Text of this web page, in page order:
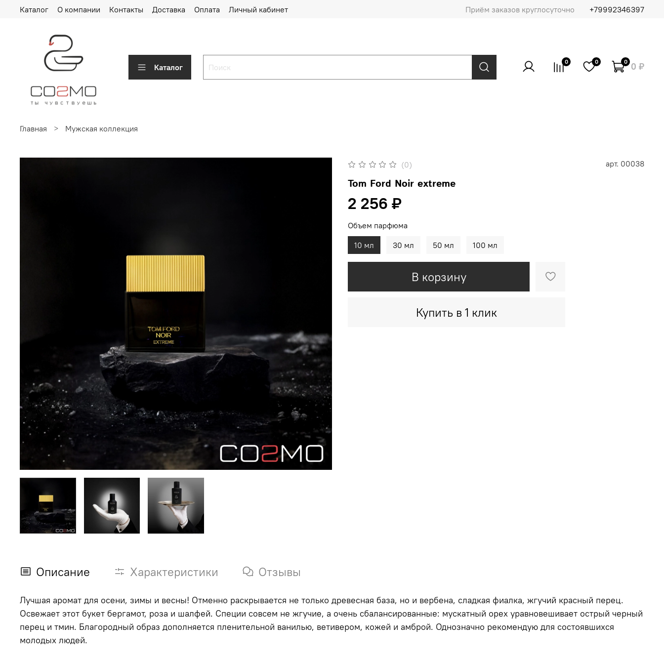
Каталог О компании Контакты Доставка Оплата Личный кабинет Приём заказов круглосуточно +79992346397
Каталог
0 0 0 0 ₽
Главная Мужская коллекция
(0) арт. 00038
Tom Ford Noir extreme
2 256 ₽
В корзину
Купить в 1 клик
Объем парфюма
10 мл 30 мл 50 мл 100 мл
Описание Характеристики Отзывы
Лучшая аромат для осени, зимы и весны! Отменно раскрывается не только древесная база, но и вербена, сладкая фиалка, жгучий красный перец.
Освежает этот букет бергамот, роза и шалфей. Специи совсем не жгучие, а очень сбалансированные: мускатный орех уравновешивает острый черный
перец и тмин. Благородный образ дополняется пленительной ванилью, ветивером, кожей и амброй. Однозначно рекомендую для состоявшихся
молодых людей.